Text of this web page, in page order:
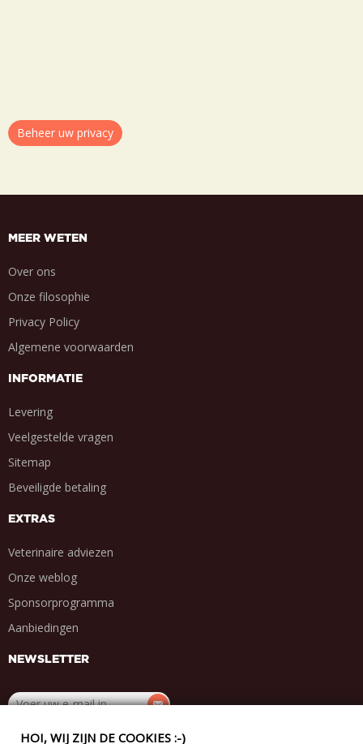
Beheer uw privacy
MEER WETEN
Over ons
Onze filosophie
Privacy Policy
Algemene voorwaarden
INFORMATIE
Levering
Veelgestelde vragen
Sitemap
Beveiligde betaling
EXTRAS
Veterinaire adviezen
Onze weblog
Sponsorprogramma
Aanbiedingen
NEWSLETTER
HOI, WIJ ZIJN DE COOKIES :-)